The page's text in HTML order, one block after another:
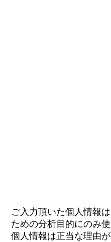
ご入力頂いた個人情報
ための分析目的にのみ
個人情報は正当な理由